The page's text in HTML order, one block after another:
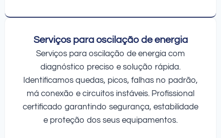
Serviços para oscilação de energia
Serviços para oscilação de energia com
diagnóstico preciso e solução rápida.
Identificamos quedas, picos, falhas no padrão,
má conexão e circuitos instáveis. Profissional
certificado garantindo segurança, estabilidade
e proteção dos seus equipamentos.